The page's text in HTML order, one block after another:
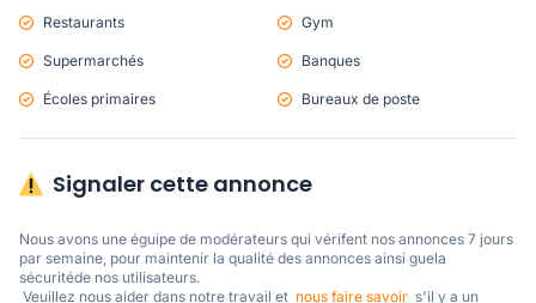
Restaurants Gym
Supermarchés Banques
Écoles primaires Bureaux de poste
Signaler cette annonce
Nous avons une éguipe de modérateurs qui vérifent nos annonces 7 jours
par semaine, pour maintenir la qualité des annonces ainsi guela
sécuritéde nos utilisateurs.
Veuillez nous aider dans notre travail et nous faire savoir
  s'il y a un